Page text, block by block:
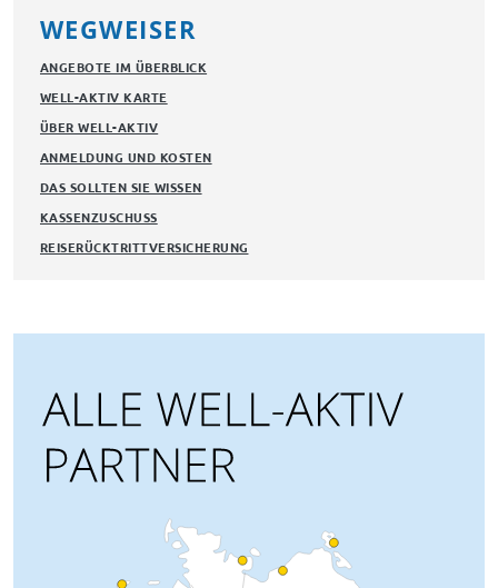
WEGWEISER
ANGEBOTE IM ÜBERBLICK
WELL-AKTIV KARTE
ÜBER WELL-AKTIV
ANMELDUNG UND KOSTEN
DAS SOLLTEN SIE WISSEN
KASSENZUSCHUSS
REISERÜCKTRITTVERSICHERUNG